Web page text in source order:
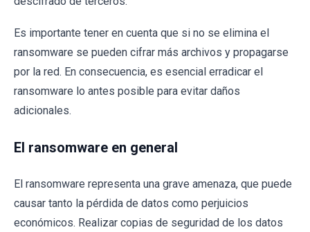
Es importante tener en cuenta que si no se elimina el
ransomware se pueden cifrar más archivos y propagarse
por la red. En consecuencia, es esencial erradicar el
ransomware lo antes posible para evitar daños
adicionales.
El ransomware en general
El ransomware representa una grave amenaza, que puede
causar tanto la pérdida de datos como perjuicios
económicos. Realizar copias de seguridad de los datos